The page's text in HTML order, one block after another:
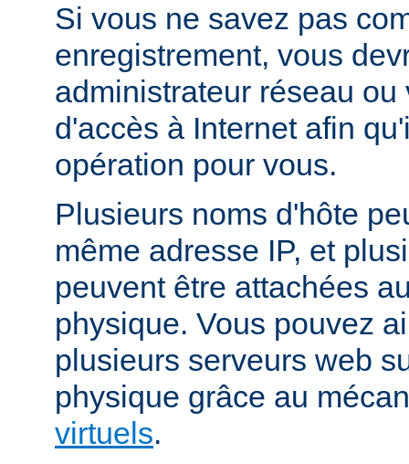
Si vous ne savez pas
enregistrement, vous
administrateur réseau ou
d'accès à Internet afin
opération pour vous.
Plusieurs noms d'hôte
même adresse IP, et
peuvent être attachées
physique. Vous pouvez
plusieurs serveurs web
physique grâce au
virtuels.